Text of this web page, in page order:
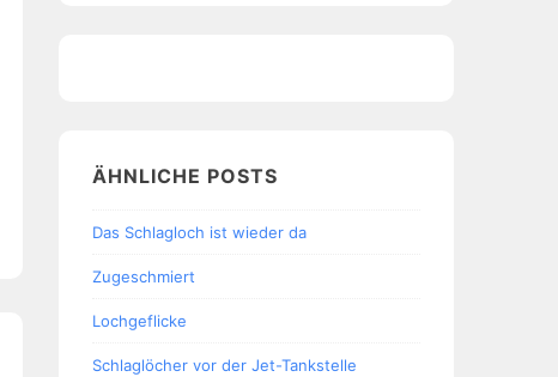
ÄHNLICHE POSTS
Das Schlagloch ist wieder da
Zugeschmiert
Lochgeflicke
Schlaglöcher vor der Jet-Tankstelle